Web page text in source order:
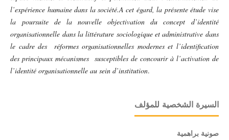
l’expérience humaine dans la société.A cet égard, la présente étude vise
la poursuite de la nouvelle objectivation du concept d’identité
organisationnelle dans la littérature sociologique et administrative dans
le cadre des réformes organisationnelles modernes et l’identification
des principaux mécanismes susceptibles de concourir à l’activation de
l’identité organisationnelle au sein d’institution.
السيرة الشخصية للمؤلف
صونية براهمية